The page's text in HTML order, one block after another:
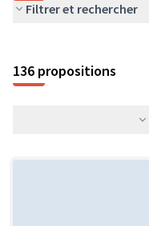
Filtrer et rechercher
136 propositions